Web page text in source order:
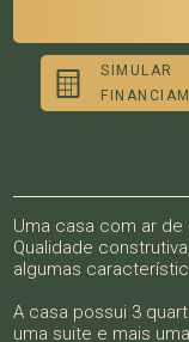
SIMULAR
Uma casa com ar
Qualidade
algumas
A casa possui 3
uma suite e mais